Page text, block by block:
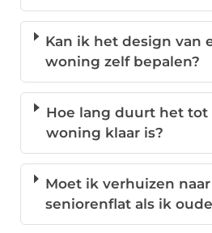
Kan ik het design van
woning zelf bepalen?
Hoe lang duurt het tot
woning klaar is?
Moet ik verhuizen
seniorenflat als ik